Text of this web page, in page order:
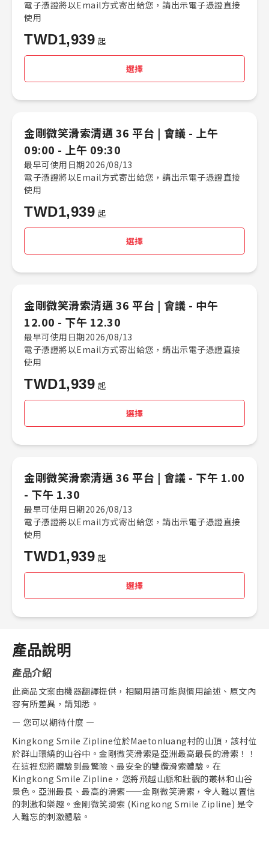
電子憑證將以Email方式寄出給您，請出示電子憑證直接
使用
TWD1,939 起
選擇
金剛微笑滑索清邁 36 平台 |​ 會議 -​ 上午
09:00 - 上午 09:30
最早可使用日期2026/08/13
電子憑證將以Email方式寄出給您，請出示電子憑證直接
使用
TWD1,939 起
選擇
金剛微笑滑索清邁 36 平台 |​ 會議 -​ 中午
12.00 - 下午 12.30
最早可使用日期2026/08/13
電子憑證將以Email方式寄出給您，請出示電子憑證直接
使用
TWD1,939 起
選擇
金剛微笑滑索清邁 36 平台 |​ 會議 -​ 下午 1.00
- 下午 1.30
最早可使用日期2026/08/13
電子憑證將以Email方式寄出給您，請出示電子憑證直接
使用
TWD1,939 起
選擇
產品說明
產品介紹
此商品文案由機器翻譯提供，相關用語可能與慣用論述、原文內
容有所差異，請知悉。
— 您可以期待什麼 —
Kingkong Smile Zipline位於Maetonluang村的山頂，該村位
於群山環繞的山谷中。金剛微笑滑索是亞洲最高最長的滑索！！
在這裡您將體驗到最驚險、最安全的雙纜滑索體驗。在
Kingkong Smile Zipline，您將飛越山脈和壯觀的叢林和山谷
景色。亞洲最長、最高的滑索——金剛微笑滑索，令人難以置信
的刺激和樂趣。金剛微笑滑索 (Kingkong Smile Zipline) 是令
人難忘的刺激體驗。